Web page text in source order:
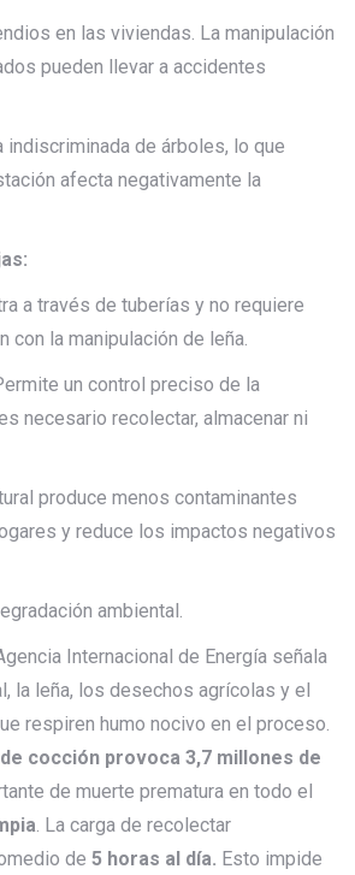
en las viviendas. La manipulación
pueden llevar a accidentes
indiscriminada de árboles, lo que
afecta negativamente la
a través de tuberías y no requiere
la manipulación de leña.
un control preciso de la
necesario recolectar, almacenar ni
produce menos contaminantes
y reduce los impactos negativos
ambiental.
Internacional de Energía señala
la leña, los desechos agrícolas y el
respiren humo nocivo en el proceso.
cocción provoca 3,7 millones de
de muerte prematura en todo el
. La carga de recolectar
de 5 horas al día. Esto impide